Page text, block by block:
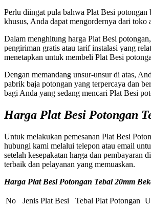
Perlu diingat pula bahwa Plat Besi potongan
khusus, Anda dapat mengordernya dari toko
Dalam menghitung harga Plat Besi
pengiriman gratis atau tarif instalasi yang
menetapkan untuk membeli Plat Besi
Dengan memandang unsur-unsur di atas,
pabrik baja potongan yang terpercaya dan
bagi Anda yang sedang mencari Plat Besi
Harga Plat Besi Potongan
Untuk melakukan pemesanan Plat Besi
hubungi kami melalui telepon atau email
setelah kesepakatan harga dan
terbaik dan pelayanan yang memuaskan.
Harga Plat Besi Potongan Tebal 20mm
No Jenis Plat Besi Tebal Plat Potongan